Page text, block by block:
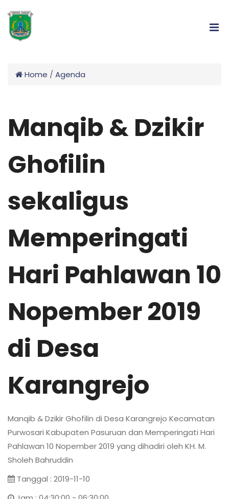
Home / Agenda
Manqib & Dzikir
Ghofilin
sekaligus
Memperingati
Hari Pahlawan 10
Nopember 2019
di Desa
Karangrejo
Manqib & Dzikir Ghofilin di Desa Karangrejo Kecamatan
Purwosari Kabupaten Pasuruan dan Memperingati Hari
Pahlawan 10 Nopember 2019 yang dihadiri oleh KH. M.
Sholeh Bahruddin
Tanggal : 2019-11-10